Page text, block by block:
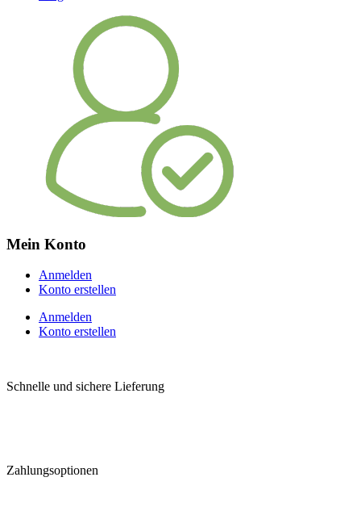
Mein Konto
Anmelden
Konto erstellen
Anmelden
Konto erstellen
Schnelle und sichere Lieferung
Zahlungsoptionen